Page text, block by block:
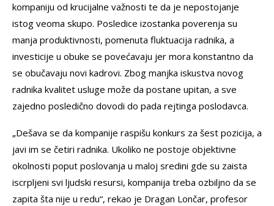
kompaniju od krucijalne važnosti te da je nepostojanje
istog veoma skupo. Posledice izostanka poverenja su
manja produktivnosti, pomenuta fluktuacija radnika, a
investicije u obuke se povećavaju jer mora konstantno da
se obučavaju novi kadrovi. Zbog manjka iskustva novog
radnika kvalitet usluge može da postane upitan, a sve
zajedno posledično dovodi do pada rejtinga poslodavca.
„Dešava se da kompanije raspišu konkurs za šest pozicija, a
javi im se četiri radnika. Ukoliko ne postoje objektivne
okolnosti poput poslovanja u maloj sredini gde su zaista
iscrpljeni svi ljudski resursi, kompanija treba ozbiljno da se
zapita šta nije u redu“, rekao je Dragan Lončar, profesor